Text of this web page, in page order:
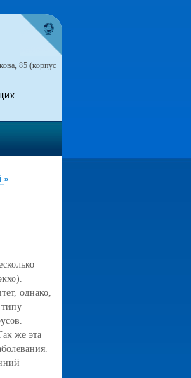
»
однако,
типу
же эта
85 (корпус